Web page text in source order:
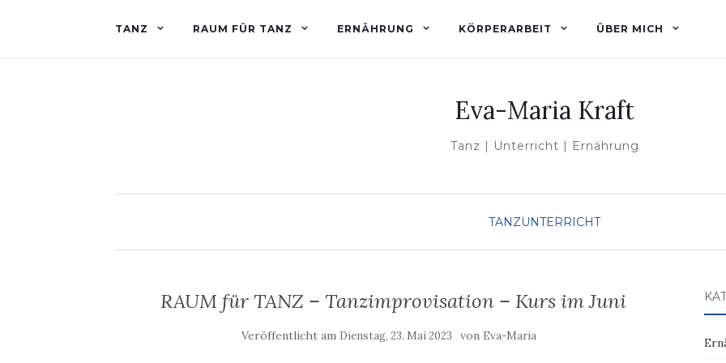
TANZ RAUM FÜR TANZ ERNÄHRUNG KÖRPERARBEIT ÜBER MICH
Eva-Maria Kraft
Tanz | Unterricht | Ernährung
TANZUNTERRICHT
RAUM für TANZ – Tanzimprovisation – Kurs im Juni
Veröffentlicht am Dienstag, 23. Mai 2023 von Eva-Maria